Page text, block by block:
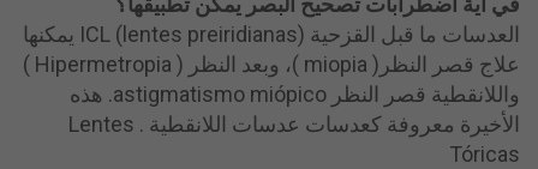
العدسات ما قبل القزحية (lentes preiridianas) ICL يمكنها
علاج قصر النظر( miopia )، وبعد النظر ( Hipermetropia )
واللانقطية قصر النظر astigmatismo miópico. هذه
الأخيرة معروفة كعدسات عدسات اللانقطية . Lentes
Tóricas